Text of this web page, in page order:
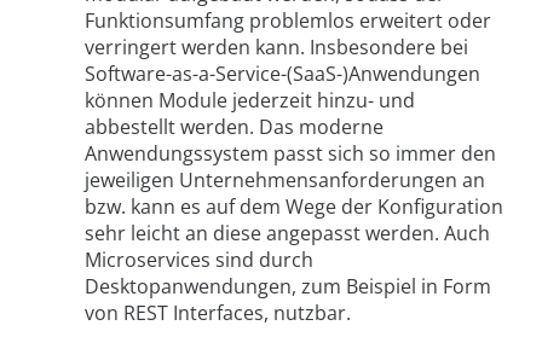
Funktionsumfang problemlos erweitert oder
verringert werden kann. Insbesondere bei
Software-as-a-Service-(SaaS-)Anwendungen
können Module jederzeit hinzu- und
abbestellt werden. Das moderne
Anwendungssystem passt sich so immer den
jeweiligen Unternehmensanforderungen an
bzw. kann es auf dem Wege der Konfiguration
sehr leicht an diese angepasst werden. Auch
Microservices sind durch
Desktopanwendungen, zum Beispiel in Form
von REST Interfaces, nutzbar.